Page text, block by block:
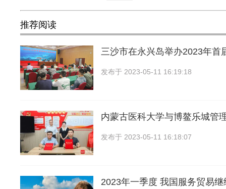
推荐阅读
三沙市在永兴岛举办2023年首
发布于 2023-05-11 16:19:18
内蒙古医科大学与博鳌乐城管
发布于 2023-05-11 16:18:07
2023年一季度 我国服务贸易